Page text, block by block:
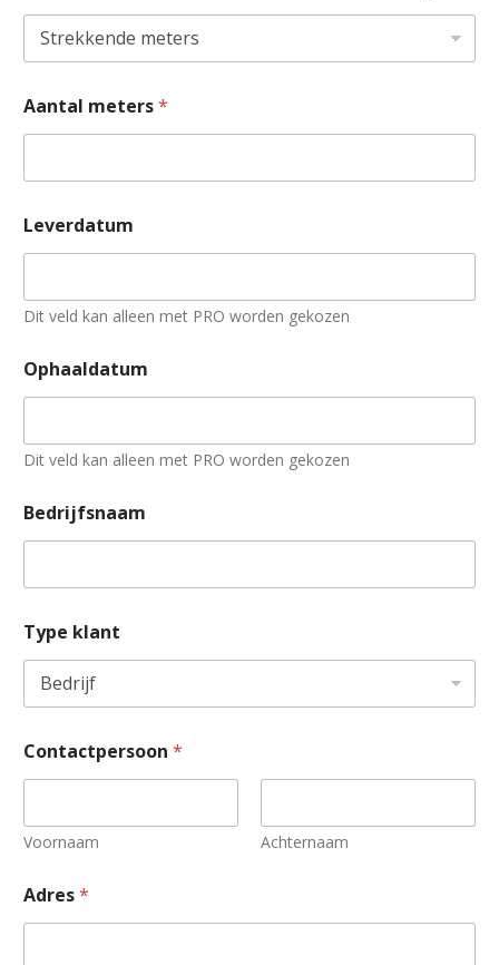
Aantal meters*
Leverdatum
Dit veld kan alleen met PRO worden gekozen
Ophaaldatum
Dit veld kan alleen met PRO worden gekozen
Bedrijfsnaam
Type klant
Contactpersoon *
Voornaam Achternaam
-
m
Adres*